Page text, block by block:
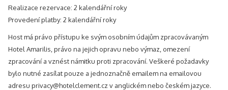
Realizace rezervace: 2 kalendářní roky
Provedení platby: 2 kalendářní roky
Host má právo přístupu ke svým osobním údajům zpracovávaným
Hotel Amarilis, právo na jejich opravu nebo výmaz, omezení
zpracování a vznést námitku proti zpracování. Veškeré požadavky
bylo nutné zasílat pouze a jednoznačně emailem na emailovou
adresu privacy@hotelclement.cz v anglickém nebo českém jazyce.